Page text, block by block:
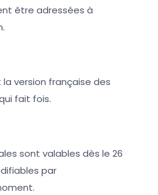
être adressées à
la version française des
fait fois.
sont valables dès le 26
par